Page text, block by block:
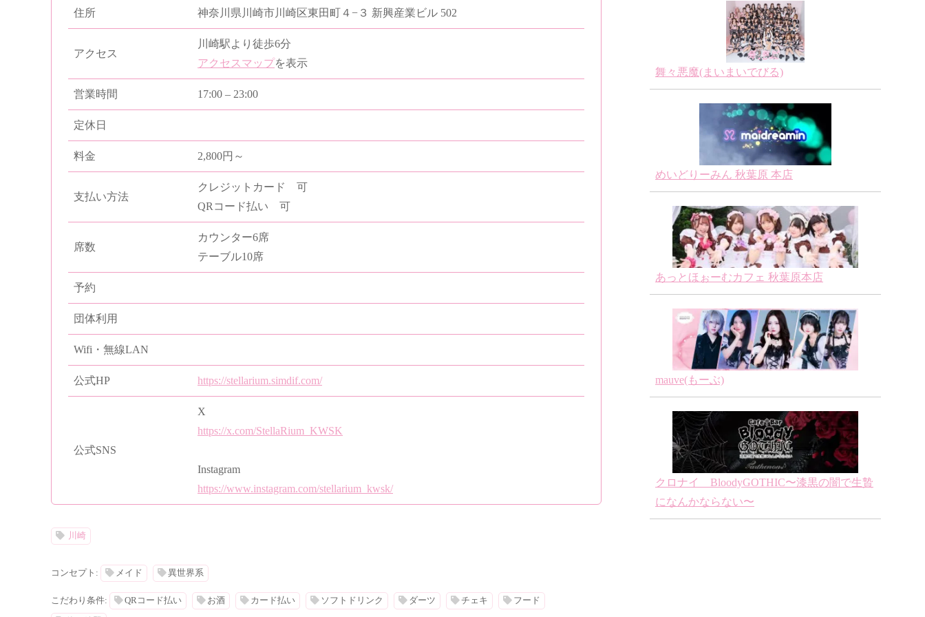
住所 神奈川県川崎市川崎区東田町４−３ 新興産業ビル 502
アクセス
川崎駅より徒歩6分
アクセスマップを表示
営業時間 17:00 – 23:00
定休日
料金 2,800円～
支払い方法
クレジットカード 可
QRコード払い 可
席数
カウンター6席
テーブル10席
予約
団体利用
Wifi・無線LAN
公式HP https://stellarium.simdif.com/
公式SNS
X
https://x.com/StellaRium_KWSK
Instagram
https://www.instagram.com/stellarium_kwsk/
川崎
コンセプト: メイド 異世界系
こだわり条件: QRコード払い お酒 カード払い ソフトドリンク ダーツ チェキ フード
舞々悪魔(まいまいでびる)
めいどりーみん 秋葉原 本店
あっとほぉーむカフェ 秋葉原本店
mauve(もーぶ)
クロナイ BloodyGOTHIC〜漆黒の闇で生贄
になんかならない〜